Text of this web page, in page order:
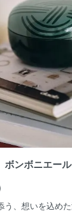
ボンボニエー
う、想いを込め